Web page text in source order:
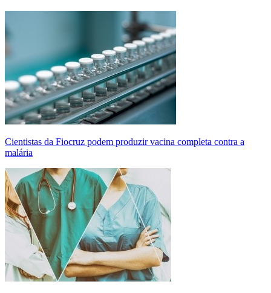
Cientistas da Fiocruz podem produzir vacina completa contra a
malária